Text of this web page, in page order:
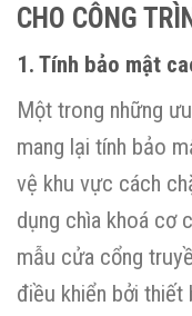
CHO CÔNG
1. Tính bảo mật
Một trong những
mang lại tính bảo
vệ khu vực cách
dụng chìa khoá cơ
mẫu cửa cổng
điều khiển bởi